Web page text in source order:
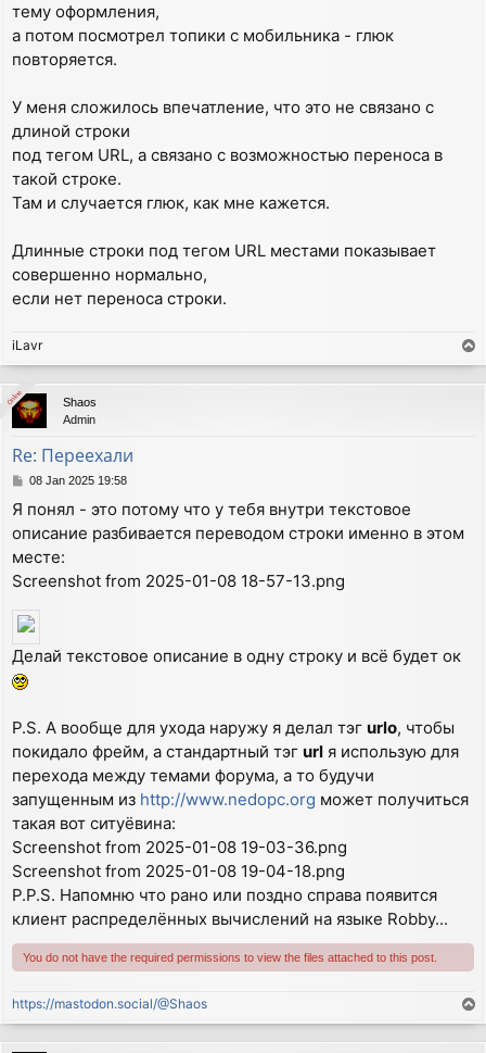
тему оформления,
а потом посмотрел топики с мобильника - глюк
повторяется.
У меня сложилось впечатление, что это не связано с
длиной строки
под тегом URL, а связано с возможностью переноса в
такой строке.
Там и случается глюк, как мне кажется.
Длинные строки под тегом URL местами показывает
совершенно нормально,
если нет переноса строки.
iLavr
o
p
Shaos
Admin
Re: Переехали
P
s
t
08 Jan 2025 19:58
Я понял - это потому что у тебя внутри текстовое
описание разбивается переводом строки именно в этом
месте:
Screenshot from 2025-01-08 18-57-13.png
Делай текстовое описание в одну строку и всё будет ок
P.S. А вообще для ухода наружу я делал тэг urlo, чтобы
покидало фрейм, а стандартный тэг url я использую для
перехода между темами форума, а то будучи
запущенным из http://www.nedopc.org может получиться
такая вот ситуёвина:
Screenshot from 2025-01-08 19-03-36.png
Screenshot from 2025-01-08 19-04-18.png
P.P.S. Напомню что рано или поздно справа появится
клиент распределённых вычислений на языке Robby...
You do not have the required permissions to view the files attached to this post.
https://mastodon.social/@Shaos
o
p
Online
Online